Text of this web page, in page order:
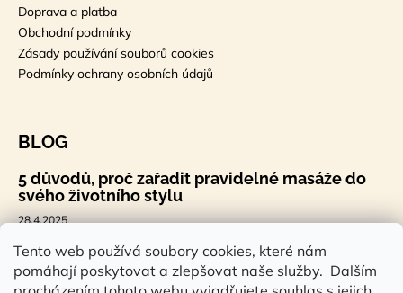
Tento web používá soubory cookies, které nám
pomáhají poskytovat a zlepšovat naše služby. Dalším
Doprava a platba
Obchodní podmínky
Zásady používání souborů cookies
Podmínky ochrany osobních údajů
BLOG
5 důvodů, proč zařadit pravidelné masáže do
svého životního stylu
28.4.2025
🐣 Velikonoční styl, který tě bude bavit
7.4.2025